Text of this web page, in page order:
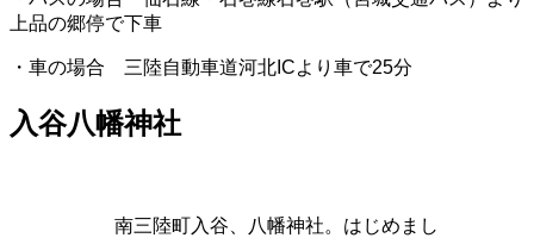
上品の郷停で下車
・車の場合 三陸自動車道河北ICより車で25分
入谷八幡神社
南三陸町入谷、八幡神社。はじめまし